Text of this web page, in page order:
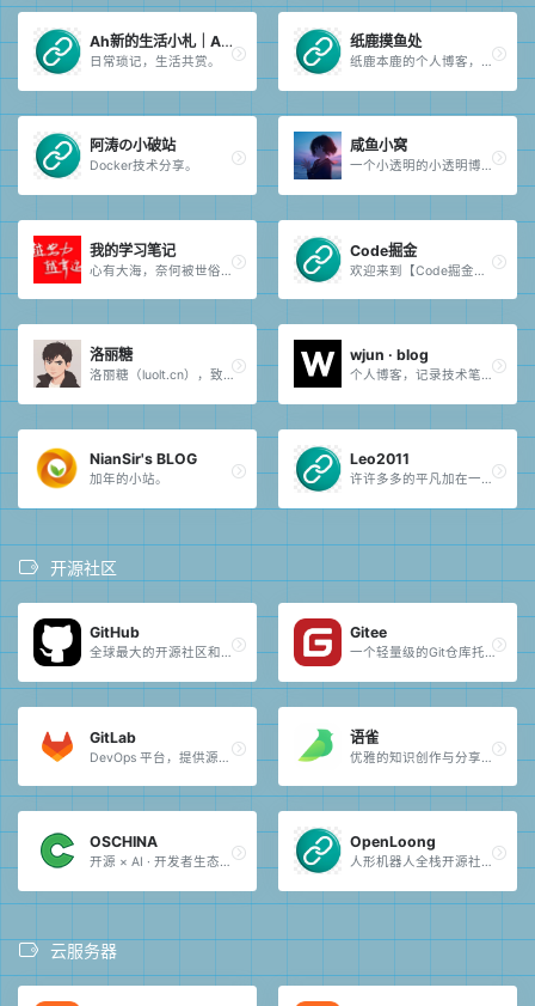
Ah新的生活小札｜AHXIN
日常琐记，生活共赏。
纸鹿摸鱼处
纸鹿本鹿的个人博客，分享技术与生活。折腾不止，摸鱼生活——摸门🙏🏻
阿涛の小破站
Docker技术分享。
咸鱼小窝
一个小透明的小透明博客。
我的学习笔记
心有大海，奈何被世俗束缚。
Code掘金
欢迎来到【Code掘金】，我是小学专职校医，分享我的工作点滴、论文写作技巧及各种副业尝试。
洛丽糖
洛丽糖（luolt.cn），致力于互联网资源的共享，分享各类技术教程，typecho主题模板，zblog主题模板，网站源码等各种资源。
wjun · blog
个人博客，记录技术笔记、生活思考和阶段性想法。
NianSir's BLOG
加年的小站。
Leo2011
许许多多的平凡加在一起，就成了不平凡。
开源社区
GitHub
全球最大的开源社区和版本控制平台。
Gitee
一个轻量级的Git仓库托管服务。
GitLab
DevOps 平台，提供源代码管理、CI/CD 和协作工具。
语雀
优雅的知识创作与分享工具。
OSCHINA
开源 × AI · 开发者生态社区。
OpenLoong
人形机器人全栈开源社区。
云服务器